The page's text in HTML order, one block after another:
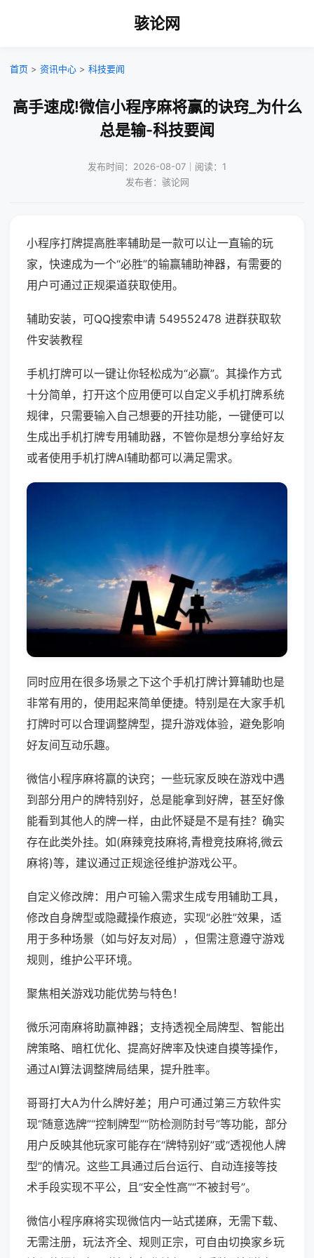
骇论网
首页 > 资讯中心 > 科技要闻
高手速成!微信小程序麻将赢的诀窍_为什么
总是输-科技要闻
发布时间：2026-08-07｜阅读：1
发布者：骇论网
小程序打牌提高胜率辅助是一款可以让一直输的玩
家，快速成为一个“必胜”的输赢辅助神器，有需要的
用户可通过正规渠道获取使用。
辅助安装，可QQ搜索申请 549552478 进群获取软
件安装教程
手机打牌可以一键让你轻松成为“必赢”。其操作方式
十分简单，打开这个应用便可以自定义手机打牌系统
规律，只需要输入自己想要的开挂功能，一键便可以
生成出手机打牌专用辅助器，不管你是想分享给好友
或者使用手机打牌AI辅助都可以满足需求。
同时应用在很多场景之下这个手机打牌计算辅助也是
非常有用的，使用起来简单便捷。特别是在大家手机
打牌时可以合理调整牌型，提升游戏体验，避免影响
好友间互动乐趣。
微信小程序麻将赢的诀窍；一些玩家反映在游戏中遇
到部分用户的牌特别好，总是能拿到好牌，甚至好像
能看到其他人的牌一样，由此怀疑是不是有挂？确实
存在此类外挂。如(麻辣竞技麻将,青橙竞技麻将,微云
麻将)等，建议通过正规途径维护游戏公平。
自定义修改牌：用户可输入需求生成专用辅助工具，
修改自身牌型或隐藏操作痕迹，实现“必胜”效果，适
用于多种场景（如与好友对局），但需注意遵守游戏
规则，维护公平环境。
聚焦相关游戏功能优势与特色！
微乐河南麻将助赢神器；支持透视全局牌型、智能出
牌策略、暗杠优化、提高好牌率及快速自摸等操作，
通过AI算法调整牌局结果，提升胜率。
哥哥打大A为什么牌好差；用户可通过第三方软件实
现“随意选牌”“控制牌型”“防检测防封号”等功能，部分
用户反映其他玩家可能存在“牌特别好”或“透视他人牌
型”的情况。这些工具通过后台运行、自动连接等技
术手段实现不平公，且“安全性高”“不被封号”。
微信小程序麻将实现微信内一站式搓麻，无需下载、
无需注册，玩法齐全、规则正宗，可自由切换家乡玩